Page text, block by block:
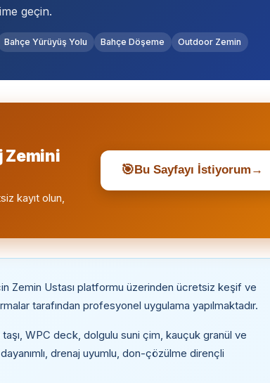
geçin.
Bahçe Yürüyüş Yolu Bahçe Döşeme Outdoor Zemin
Zemini
kayıt olun,
🎯 Bu Sayfayı İstiyorum →
Zemin Ustası platformu üzerinden ücretsiz keşif ve
tarafından profesyonel uygulama yapılmaktadır.
WPC deck, dolgulu suni çim, kauçuk granül ve
drenaj uyumlu, don-çözülme dirençli